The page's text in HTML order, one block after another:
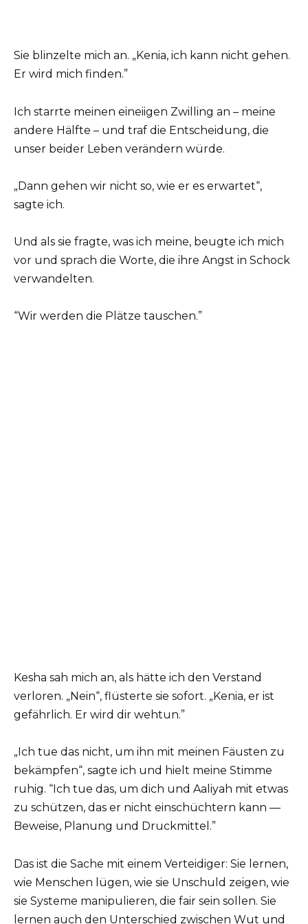
Sie blinzelte mich an. „Kenia, ich kann nicht gehen.
Er wird mich finden.”
Ich starrte meinen eineiigen Zwilling an – meine
andere Hälfte – und traf die Entscheidung, die
unser beider Leben verändern würde.
„Dann gehen wir nicht so, wie er es erwartet“,
sagte ich.
Und als sie fragte, was ich meine, beugte ich mich
vor und sprach die Worte, die ihre Angst in Schock
verwandelten.
“Wir werden die Plätze tauschen.”
Kesha sah mich an, als hätte ich den Verstand
verloren. „Nein“, flüsterte sie sofort. „Kenia, er ist
gefährlich. Er wird dir wehtun.”
„Ich tue das nicht, um ihn mit meinen Fäusten zu
bekämpfen“, sagte ich und hielt meine Stimme
ruhig. “Ich tue das, um dich und Aaliyah mit etwas
zu schützen, das er nicht einschüchtern kann —
Beweise, Planung und Druckmittel.”
Das ist die Sache mit einem Verteidiger: Sie lernen,
wie Menschen lügen, wie sie Unschuld zeigen, wie
sie Systeme manipulieren, die fair sein sollen. Sie
lernen auch den Unterschied zwischen Wut und